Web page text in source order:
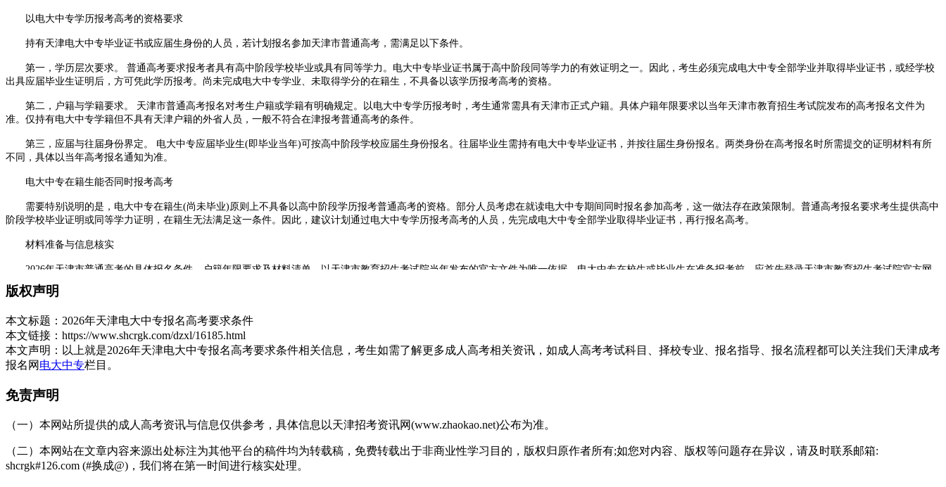
以电大中专学历报考高考的资格要求
持有天津电大中专毕业证书或应届生身份的人员，若计划报名参加天津市普通高考，需满足以下条件。
第一，学历层次要求。 普通高考要求报考者具有高中阶段学校毕业或具有同等学力。电大中专毕业证书属于高中阶段同等学力的有效证明之一。因此，考生必须完成电大中专全部学业并取得毕业证书，或经学校
出具应届毕业生证明后，方可凭此学历报考。尚未完成电大中专学业、未取得学分的在籍生，不具备以该学历报考高考的资格。
第二，户籍与学籍要求。 天津市普通高考报名对考生户籍或学籍有明确规定。以电大中专学历报考时，考生通常需具有天津市正式户籍。具体户籍年限要求以当年天津市教育招生考试院发布的高考报名文件为
准。仅持有电大中专学籍但不具有天津户籍的外省人员，一般不符合在津报考普通高考的条件。
第三，应届与往届身份界定。 电大中专应届毕业生(即毕业当年)可按高中阶段学校应届生身份报名。往届毕业生需持有电大中专毕业证书，并按往届生身份报名。两类身份在高考报名时所需提交的证明材料有所
不同，具体以当年高考报名通知为准。
电大中专在籍生能否同时报考高考
需要特别说明的是，电大中专在籍生(尚未毕业)原则上不具备以高中阶段学历报考普通高考的资格。部分人员考虑在就读电大中专期间同时报名参加高考，这一做法存在政策限制。普通高考报名要求考生提供高中
阶段学校毕业证明或同等学力证明，在籍生无法满足这一条件。因此，建议计划通过电大中专学历报考高考的人员，先完成电大中专全部学业取得毕业证书，再行报名高考。
材料准备与信息核实
2026年天津市普通高考的具体报名条件、户籍年限要求及材料清单，以天津市教育招生考试院当年发布的官方文件为唯一依据。电大中专在校生或毕业生在准备报考前，应首先登录天津市教育招生考试院官方网
站查阅最新政策，或致电各区招生办公室进行咨询。同时，可向电大中专所属教学中心申请开具学历证明或在读证明，用于高考报名资格审核。
求。建议有意向者先完成电大中专学业，再根据天津市教育招生考试院发布的最新文件准备高考报名事宜，两阶段不宜交叉进行。
展开全文
版权声明
本文标题： 2026年天津电大中专报名高考要求条件
本文链接： https://www.shcrgk.com/dzxl/16185.html
本文声明： 以上就是2026年天津电大中专报名高考要求条件相关信息，考生如需了解更多成人高考相关资讯，如成人高考考试科目、择校专业、报名指导、报名流程都可以关注我们天津成考
报名网 电大中专栏目。
免责声明
（一）本网站所提供的成人高考资讯与信息仅供参考，具体信息以天津招考资讯网(www.zhaokao.net)公布为准。
（二）本网站在文章内容来源出处标注为其他平台的稿件均为转载稿，免费转载出于非商业性学习目的，版权归原作者所有;如您对内容、版权等问题存在异议，请及时联系邮箱:
shcrgk#126.com (#换成@)，我们将在第一时间进行核实处理。